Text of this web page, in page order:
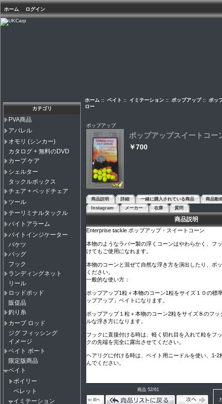
ホーム ログイン
カテゴリ
PVA商品
アパレル
オモリ (シンカー)
カタログ + 無料のDVD
カープ ケア
シェルター
タックルボックス
チェア + ベッドチェア
ツール
テーリミナルタックル
バイトアラーム
バイトインジケーター
バケツ
バッグ
フック
ランディングネット
リール
ロッドポッド
販促品
釣り糸
カープ ロッド
ジグ フィッシング
イメージ
ベイト ボート
限定版商品
ベイト
ボイリー
ペレット
イミテーション
ホーム :: ベイト :: イミテーション:: ポップアップ:: ポップ
ロー
ポップアップ
ポップアップスイートコー
￥700
商品説明 詳細 一緒に購入されている商品
商品動
Instagram
メーカー 在庫 質問
商品説明
Enterprise tackle ポップアップ・スイートコーン
本物のようなラバー製の浮くコーンはやわらかく、フ
けてもご使用になれます。
本物のコーンと混ぜて自然な浮き方を演出したり、ポ
ください。
一般的な使い方：
ポップアップ1粒＋本物のコーン1粒をサイズ１０の標
ップアップ」ベイトになります。
ポップアップ１粒＋本物のコーン2粒をサイズ８のフ
ルな浮き方になります。
フックに直接付ける時は、軽く切れ目を入れて粒をフ
クの先端を完全に露出させてください。
ヘアリグに付ける時は、ベイト用ニードルを使い、1-2
んでください。
商品 52/61